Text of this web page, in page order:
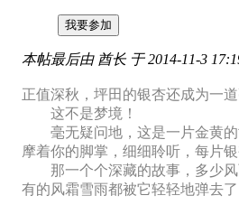
我要参加
本帖最后由 酋长 于 2014-11-3
正值深秋，坪田的银杏还成为一
这不是梦境！
毫无疑问地，这是一片金黄的
摩着你的脚掌，细细聆听，每片
那一个个深藏的故事，多少风
有的风霜雪雨都被它轻轻地弹去